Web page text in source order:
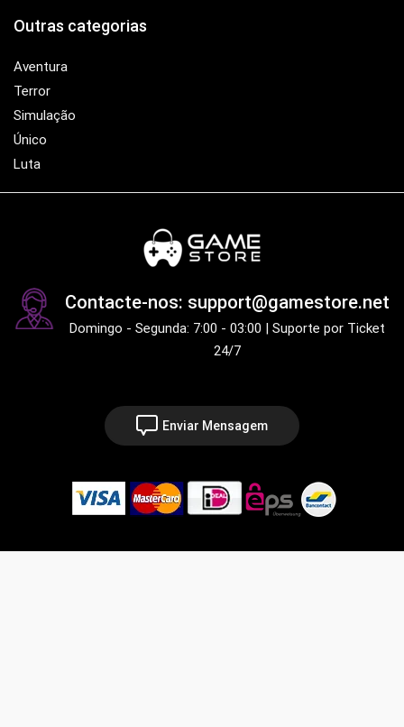
Outras categorias
Aventura
Terror
Simulação
Único
Luta
Contacte-nos: support@gamestore.net
Domingo - Segunda: 7:00 - 03:00 | Suporte por Ticket
24/7
Enviar Mensagem